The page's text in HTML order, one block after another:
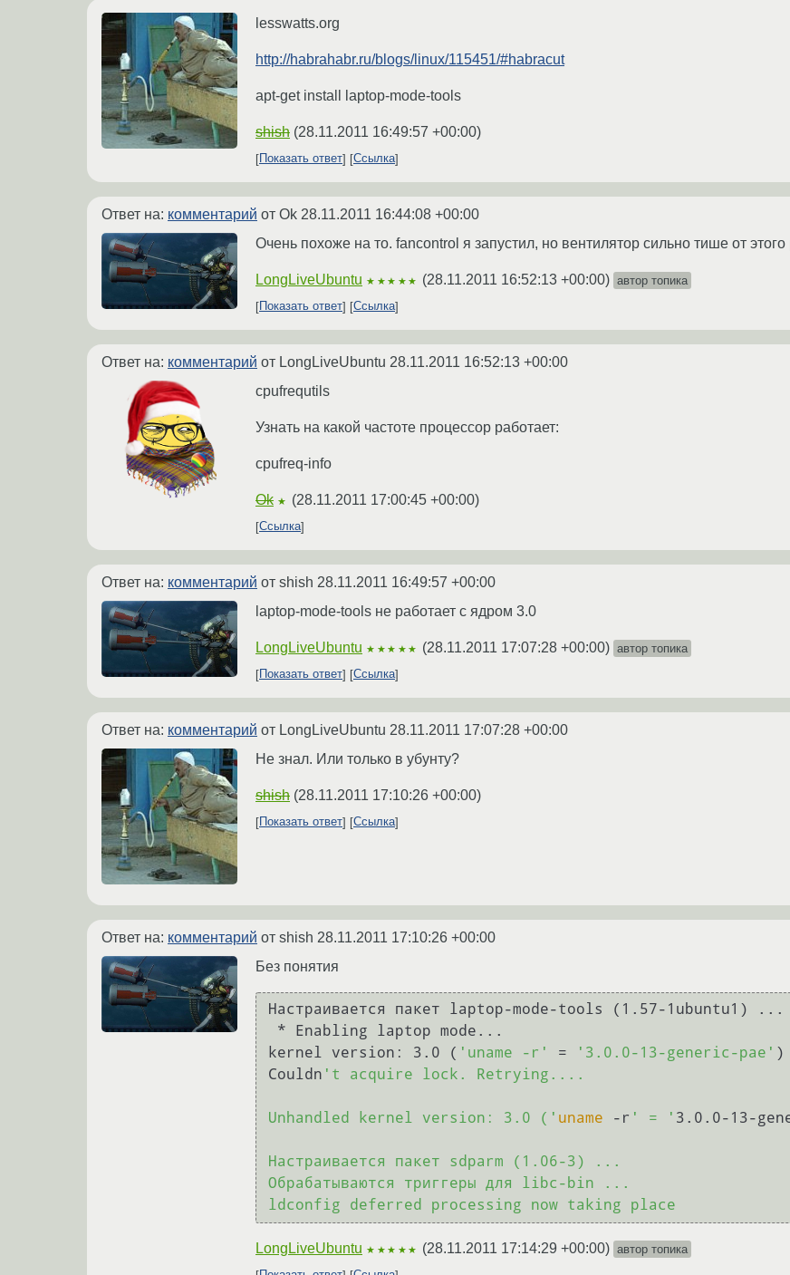
lesswatts.org
http://habrahabr.ru/blogs/linux/115451/#habracut
apt-get install laptop-mode-tools
shish (28.11.2011 16:49:57 +00:00)
Показать ответ Ссылка
Ответ на: комментарий от Ok 28.11.2011 16:44:08 +00:00
Очень похоже на то. fancontrol я запустил, но вентилятор сильно тише от этого
LongLiveUbuntu ★★★★★ (28.11.2011 16:52:13 +00:00) автор топика
Показать ответ
Ссылка
Ответ на: комментарий от LongLiveUbuntu 28.11.2011 16:52:13 +00:00
cpufrequtils
Узнать на какой частоте процессор работает:
cpufreq-info
Ok ★ (28.11.2011 17:00:45 +00:00)
Ссылка
Ответ на: комментарий от shish 28.11.2011 16:49:57 +00:00
laptop-mode-tools не работает с ядром 3.0
LongLiveUbuntu ★★★★★ (28.11.2011 17:07:28 +00:00) автор топика
Показать ответ
Ссылка
Ответ на: комментарий от LongLiveUbuntu 28.11.2011 17:07:28 +00:00
Не знал. Или только в убунту?
shish (28.11.2011 17:10:26 +00:00)
Показать ответ Ссылка
Ответ на: комментарий от shish 28.11.2011 17:10:26 +00:00
Без понятия
Настраивается пакет laptop-mode-tools (1.57-1ubuntu1) ...
kernel version: 3.0 ( 'uname -r' = '3.0.0-13-generic-pae' )
Couldn 't acquire lock. Retrying....
Unhandled kernel version: 3.0 (' uname -r ' = ' 3.0.0-13-
Настраивается пакет sdparm (1.06-3) ...
Обрабатываются триггеры для libc-bin ...
LongLiveUbuntu ★★★★★ (28.11.2011 17:14:29 +00:00) автор топика